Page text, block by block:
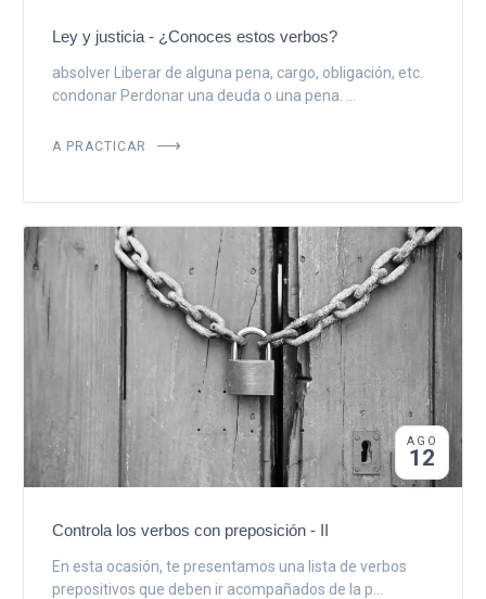
Ley y justicia - ¿Conoces estos verbos?
absolver Liberar de alguna pena, cargo, obligación, etc.
condonar Perdonar una deuda o una pena. ...
A PRACTICAR
AGO
12
Controla los verbos con preposición - II
En esta ocasión, te presentamos una lista de verbos
prepositivos que deben ir acompañados de la p...